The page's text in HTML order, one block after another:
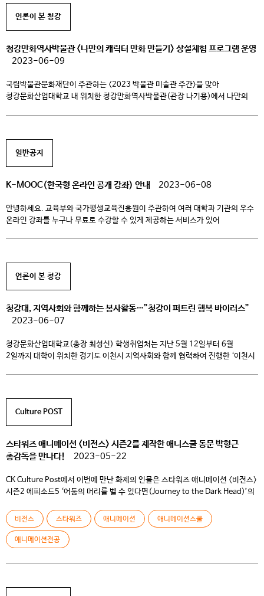
언론이 본 청강
청강만화역사박물관 <나만의 캐릭터 만화 만들기> 상설체험 프로그램 운영
2023-06-09
국립박물관문화재단이 주관하는 <2023 박물관 미술관 주간>을 맞아
청강문화산업대학교 내 위치한 청강만화역사박물관(관장 나기용)에서 나만의
일반공지
K-MOOC(한국형 온라인 공개 강좌) 안내 2023-06-08
안녕하세요. 교육부와 국가평생교육진흥원이 주관하여 여러 대학과 기관의 우수
온라인 강좌를 누구나 무료로 수강할 수 있게 제공하는 서비스가 있어
언론이 본 청강
청강대, 지역사회와 함께하는 봉사활동…”청강이 퍼트린 행복 바이러스”
2023-06-07
청강문화산업대학교(총장 최성신) 학생취업처는 지난 5월 12일부터 6월
2일까지 대학이 위치한 경기도 이천시 지역사회와 함께 협력하여 진행한 ‘이천시
위치한 마장도서관에서 운영한 <한마음 시니어 프로그램>이 있었다. 지역
어르신들과 […]
Culture POST
스타워즈 애니메이션 <비전스> 시즌2를 제작한 애니스쿨 동문 박형근
총감독을 만나다!
2023-05-22
CK Culture Post에서 이번에 만난 화제의 인물은 스타워즈 애니메이션 <비전스>
시즌2 에피소드5 ‘어둠의 머리를 벨 수 있다면(Journey to the Dark Head)’의
감독님은 청강 애니메이션전공 10학번 동문으로, 현 애니메이션스쿨 재학생들의
선배님이라는 사실! 감독님과 함께한 인터뷰를 아래 전문을 통해 함께
만나보시죠!
[스튜디오 미르의 박형근 감독님] […]
비전스 스타워즈 애니메이션 애니메이션스쿨
애니메이션전공